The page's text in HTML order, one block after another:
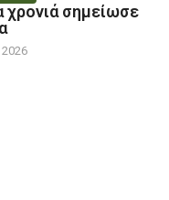
χρονιά σημείωσε